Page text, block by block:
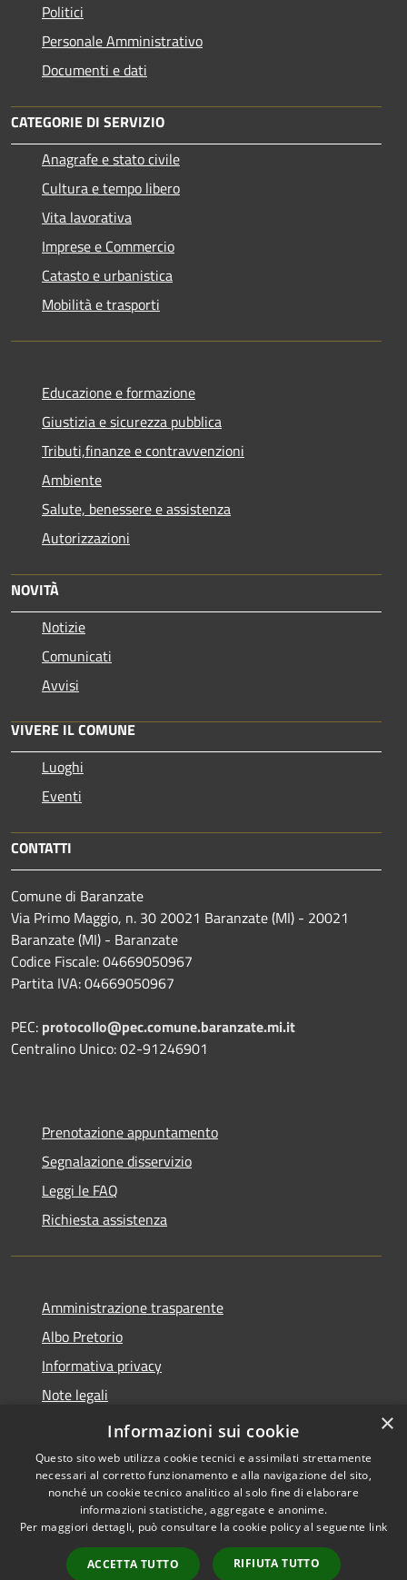
Politici
Personale Amministrativo
Documenti e dati
CATEGORIE DI SERVIZIO
Anagrafe e stato civile
Cultura e tempo libero
Vita lavorativa
Imprese e Commercio
Catasto e urbanistica
Mobilità e trasporti
Educazione e formazione
Giustizia e sicurezza pubblica
Tributi,finanze e contravvenzioni
Ambiente
Salute, benessere e assistenza
Autorizzazioni
NOVITÀ
Notizie
Comunicati
Avvisi
VIVERE IL COMUNE
Luoghi
Eventi
CONTATTI
Comune di Baranzate
Via Primo Maggio, n. 30 20021 Baranzate (MI) - 20021
Baranzate (MI) - Baranzate
Codice Fiscale: 04669050967
Partita IVA: 04669050967
PEC: protocollo@pec.comune.baranzate.mi.it
Centralino Unico: 02-91246901
Prenotazione appuntamento
Segnalazione disservizio
Leggi le FAQ
Richiesta assistenza
Amministrazione trasparente
Albo Pretorio
Informativa privacy
Note legali
Dichiarazione di accessibilità
Accessibilità
Copyright © 2026 • Comune di
Baranzate • Powered by
Municipium•
Accesso
×
Informazioni sui cookie
Questo sito web utilizza cookie tecnici e assimilati strettamente
necessari al corretto funzionamento e alla navigazione del sito,
nonché un cookie tecnico analitico al solo fine di elaborare
informazioni statistiche, aggregate e anonime.
Per maggiori dettagli, può consultare la cookie policy al seguente link
ACCETTA TUTTO RIFIUTA TUTTO